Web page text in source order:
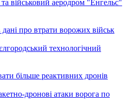
військовий аеродром "Енгельс"
про втрати ворожих військ
технологічний
більше реактивних дронів
дронові атаки ворога по